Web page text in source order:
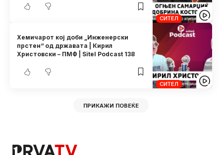
СИТЕЛ
СИТЕЛ
Хемичарот кој доби „Инженерски
прстен“ од државата | Кирил
Христовски – ПМФ | Sitel Podcast 138
ПРИКАЖИ ПОВЕЌЕ